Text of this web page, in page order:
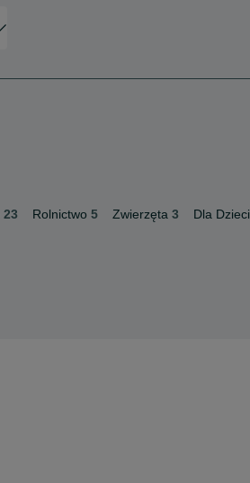
23 Rolnictwo 5 Zwierzęta 3 Dla Dzieci